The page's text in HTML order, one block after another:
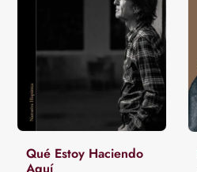
Qué Estoy Haciendo